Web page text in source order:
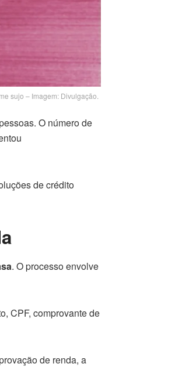
sujo – Imagem: Divulgação.
O número de
de crédito
. O processo envolve
CPF, comprovante de
de renda, a